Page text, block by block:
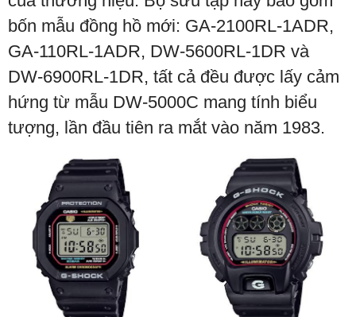
bốn mẫu đồng hồ mới: GA-2100RL-1ADR,
GA-110RL-1ADR, DW-5600RL-1DR và
DW-6900RL-1DR, tất cả đều được lấy cảm
hứng từ mẫu DW-5000C mang tính biểu
tượng, lần đầu tiên ra mắt vào năm 1983.